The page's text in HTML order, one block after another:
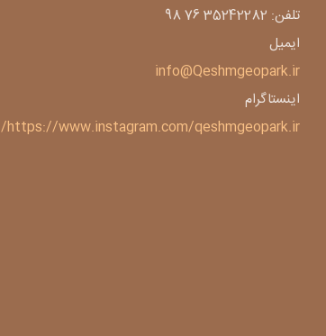
تلفن: 35242282 76 98
ایمیل
info@Qeshmgeopark.ir
اینستاگرام
https://www.instagram.com/qeshmgeopark.ir/